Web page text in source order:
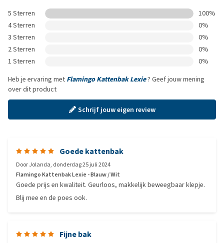
5 Sterren
100%
4 Sterren
0%
3 Sterren
0%
2 Sterren
0%
1 Sterren
0%
Heb je ervaring met Flamingo Kattenbak Lexie? Geef jouw mening
over dit product
Schrijf jouw eigen review
Goede kattenbak
DoorJolanda, donderdag 25 juli 2024
Flamingo Kattenbak Lexie - Blauw / Wit
Goede prijs en kwaliteit. Geurloos, makkelijk beweegbaar klepje.
Blij mee en de poes ook.
Fijne bak